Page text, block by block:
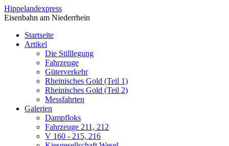
Direkt zum Inhalt
Hippelandexpress
Eisenbahn am Niederrhein
Startseite
Artikel
Die Stilllegung
Fahrzeuge
Güterverkehr
Rheinisches Gold (Teil 1)
Rheinisches Gold (Teil 2)
Messfahrten
Galerien
Dampfloks
Fahrzeuge 211, 212
V 160 - 215, 216